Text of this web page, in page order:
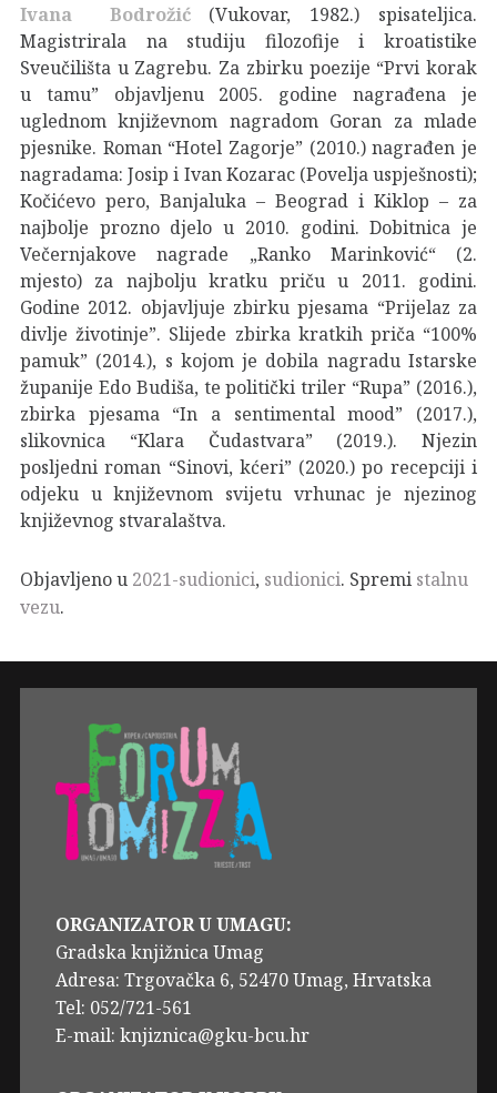
Ivana Bodrožić(Vukovar, 1982.) spisateljica.
Magistrirala na studiju filozofije i kroatistike
Sveučilišta u Zagrebu. Za zbirku poezije “Prvi korak
u tamu” objavljenu 2005. godine nagrađena je
uglednom književnom nagradom Goran za mlade
pjesnike. Roman “Hotel Zagorje” (2010.) nagrađen je
nagradama: Josip i Ivan Kozarac (Povelja uspješnosti);
Kočićevo pero, Banjaluka – Beograd i Kiklop – za
najbolje prozno djelo u 2010. godini. Dobitnica je
Večernjakove nagrade „Ranko Marinković“ (2.
mjesto) za najbolju kratku priču u 2011. godini.
Godine 2012. objavljuje zbirku pjesama “Prijelaz za
divlje životinje”. Slijede zbirka kratkih priča “100%
pamuk” (2014.), s kojom je dobila nagradu Istarske
županije Edo Budiša, te politički triler “Rupa” (2016.),
zbirka pjesama “In a sentimental mood” (2017.),
slikovnica “Klara Čudastvara” (2019.). Njezin
posljedni roman “Sinovi, kćeri” (2020.) po recepciji i
odjeku u književnom svijetu vrhunac je njezinog
književnog stvaralaštva.
Objavljeno u 2021-sudionici, sudionici. Spremi stalnu
vezu.
ORGANIZATOR U UMAGU:
Gradska knjižnica Umag
Adresa: Trgovačka 6, 52470 Umag, Hrvatska
Tel: 052/721-561
E-mail: knjiznica@gku-bcu.hr